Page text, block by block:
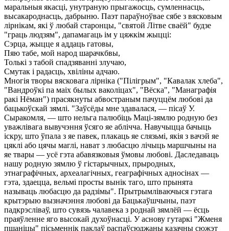
маральныя якасцi, унутраную прыгажосць, сумленнасць,
высакароднасць, дабрыню. Паэт параўноўвае сябе з вясковым
лiрнiкам, якi ў любай старонцы, "святой Лiтве сваёй" будзе
"граць людзям", дапамагаць iм у цяжкiм жыццi:
Сэрца, жыцце я аддаць гатовы,
Пяю табе, мой народ шарачкбвы,
Толькi з табой спадзяваннi злучаю,
Смутак i радасць, хвiлiны адчаю.
Многiя творы вясковага лiрнiка ("Пiлiгрым", "Кавалак хлеба",
"Вандроўкi па маiх былых ваколiцах", "Вёска", "Манаграфiя
ракi Нёман") прасякнуты абвостраным пачуццём любовi да
бацькоўскай зямлi. "Заўсёды мне здавалася, — пiсаў У.
Сыракомля, — што нельга палюбiць Мацi-зямлю родную без
уважлiвага вывучэння ўсяго яе аблiчча. Навучыцца бачыць
iскру, што ўпала з яе павек, плакаць яе слязьмi, якiя з вачэй яе
цяклi або цячы маглi, нават з любасцю лiчыць маршчыны на
яе твары — усё гэта абавязковыя ўмовы любовi. Даследаваць
нашу родную зямлю ў гiстарычных, прыродных,
этнаграфiчных, археалагiчных, геаграфiчных адносiнах —
гэта, здаецца, вельмi просты вынiк таго, што прынята
называць любасцю да радзiмы". Прытрымлiваючыся гэтага
крытэрыю вызначэння любовi да Бацькаўшчыны, паэт
падкрэслiваў, што сувязь чалавека з роднай зямлёй — ёсць
праяўленне яго высокай духоўнасцi. У аснову гутаркi "Жменя
пшанiцы" пiсьменнiк паклаў распаўсюджаны казачны сюжэт